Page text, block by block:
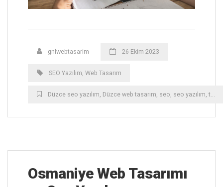
gnlwebtasarim 26 Ekim 2023
SEO Yazılım Web Tasarım
Düzce ‎seo yazılım Düzce ‎web tasarım seo seo yazılım ,tasarım
Osmaniye ‎Web Tasarımı